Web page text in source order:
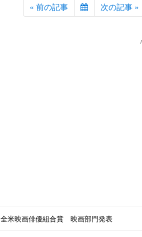
« 前の記事 次の記事 »
全米映画俳優組合賞 映画部門発表